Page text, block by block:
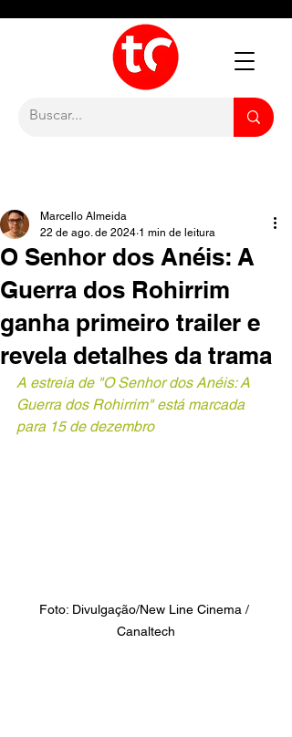
O Senhor dos Anéis: A
Guerra dos Rohirrim
ganha primeiro trailer e
revela detalhes da trama
Marcello Almeida
22 de ago. de 2024 1 min de leitura
A estreia de "O Senhor dos Anéis: A
Guerra dos Rohirrim" está marcada
para 15 de dezembro
Foto: Divulgação/New Line Cinema /
Canaltech